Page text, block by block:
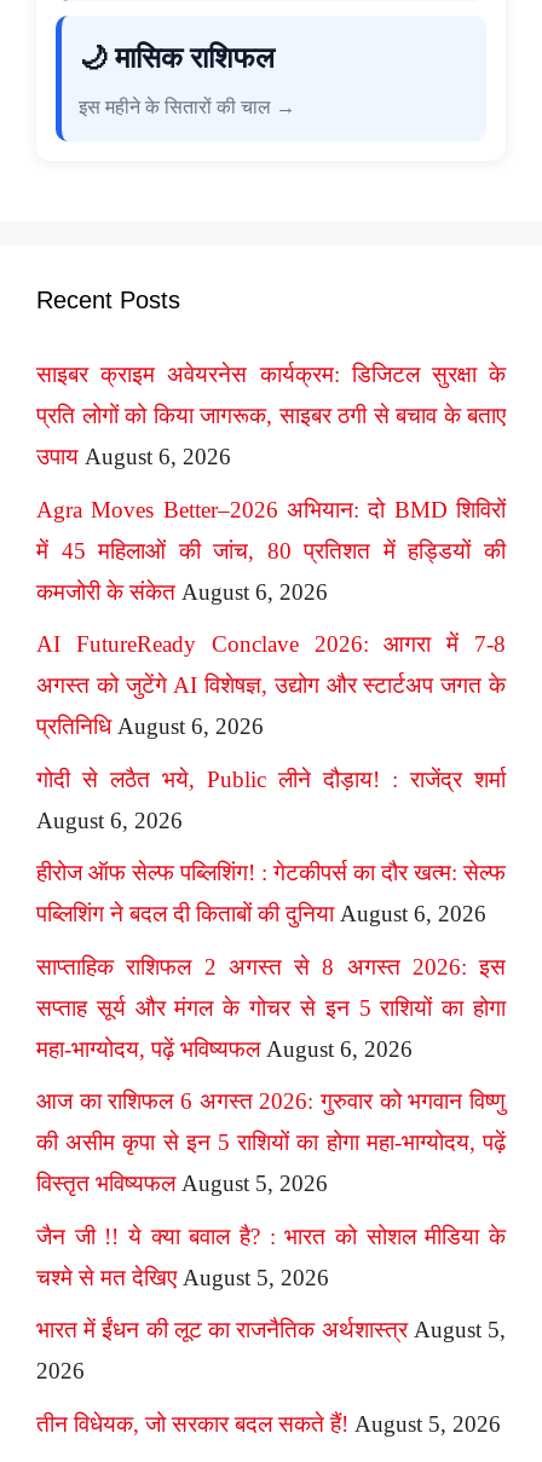
🌙 मासिक राशिफल
इस महीने के सितारों की चाल →
Recent Posts
साइबर क्राइम अवेयरनेस कार्यक्रम: डिजिटल सुरक्षा के
प्रति लोगों को किया जागरूक, साइबर ठगी से बचाव के बताए
उपाय August 6, 2026
Agra Moves Better–2026 अभियान: दो BMD शिविरों
में 45 महिलाओं की जांच, 80 प्रतिशत में हड्डियों की
कमजोरी के संकेत August 6, 2026
AI FutureReady Conclave 2026: आगरा में 7-8
अगस्त को जुटेंगे AI विशेषज्ञ, उद्योग और स्टार्टअप जगत के
प्रतिनिधि August 6, 2026
गोदी से लठैत भये, Public लीने दौड़ाय! : राजेंद्र शर्मा
August 6, 2026
हीरोज ऑफ सेल्फ पब्लिशिंग! : गेटकीपर्स का दौर खत्म: सेल्फ
पब्लिशिंग ने बदल दी किताबों की दुनिया August 6, 2026
साप्ताहिक राशिफल 2 अगस्त से 8 अगस्त 2026: इस
सप्ताह सूर्य और मंगल के गोचर से इन 5 राशियों का होगा
महा-भाग्योदय, पढ़ें भविष्यफल August 6, 2026
आज का राशिफल 6 अगस्त 2026: गुरुवार को भगवान विष्णु
की असीम कृपा से इन 5 राशियों का होगा महा-भाग्योदय, पढ़ें
विस्तृत भविष्यफल August 5, 2026
जैन जी !! ये क्या बवाल है? : भारत को सोशल मीडिया के
चश्मे से मत देखिए August 5, 2026
भारत में ईंधन की लूट का राजनैतिक अर्थशास्त्र August 5,
2026
तीन विधेयक, जो सरकार बदल सकते हैं! August 5, 2026